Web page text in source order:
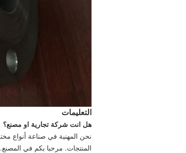
التعليمات
هل انت شركة تجارية او مصنع؟
المنتجات. مرحبا بكم في المصنع.